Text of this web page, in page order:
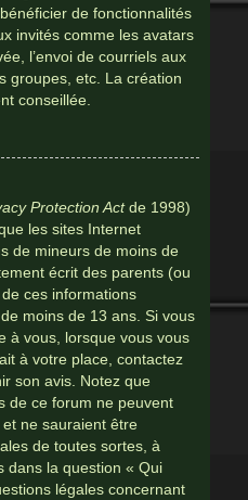
de fonctionnalités
invités comme les avatars
l’envoi de courriels aux
groupes, etc. La création
conseillée.
Protection Actde 1998)
les sites Internet
de mineurs de moins de
écrit des parents (ou
ces informations
moins de 13 ans. Si vous
à vous, lorsque vous vous
à votre place, contactez
son avis. Notez que
de ce forum ne peuvent
ne sauraient être
de toutes sortes, à
dans la question « Qui
légales concernant